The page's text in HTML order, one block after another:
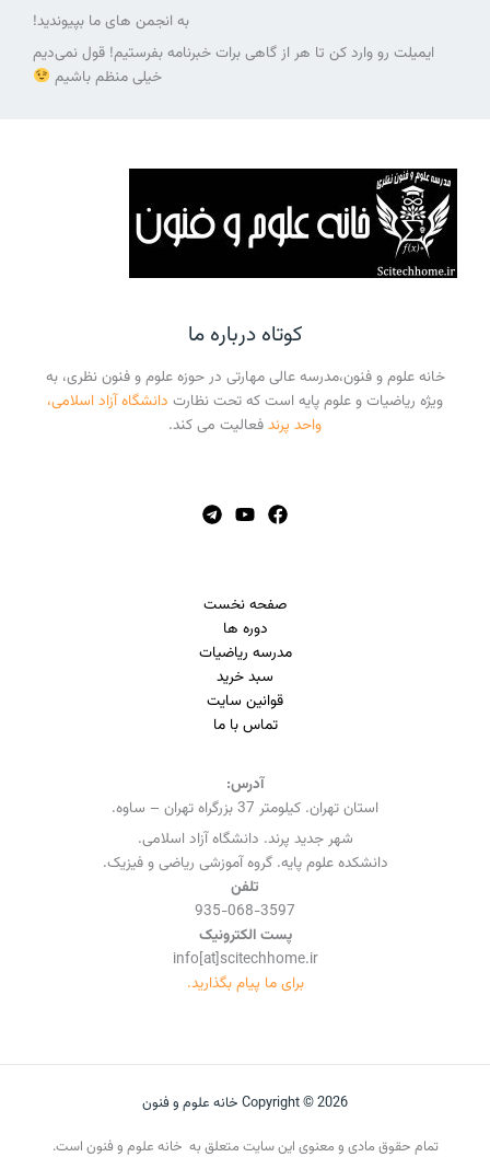
به انجمن های ما بپیوندید!
ایمیلت رو وارد کن تا هر از گاهی برات خبرنامه بفرستیم! قول نمی‌دیم
خیلی منظم باشیم
کوتاه درباره ما
خانه علوم و فنون،مدرسه عالی مهارتی در حوزه علوم و فنون نظری، به
ویژه ریاضیات و علوم پایه است که تحت نظارت دانشگاه آزاد اسلامی،
واحد پرندفعالیت می کند.
صفحه نخست
دوره ها
مدرسه ریاضیات
سبد خرید
قوانین سایت
تماس با ما
آدرس:
استان تهران. کیلومتر 37 بزرگراه تهران – ساوه.
شهر جدید پرند. دانشگاه آزاد اسلامی.
دانشکده علوم پایه. گروه آموزشی ریاضی و فیزیک.
تلفن
935-068-3597
پست الکترونیک
info[at]scitechhome.ir
برای ما پیام بگذارید.
Copyright © 2026 خانه علوم و فنون
تمام حقوق مادی و معنوی این سایت متعلق به خانه علوم و فنون است.